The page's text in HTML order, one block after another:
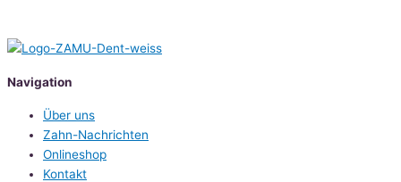
Navigation
Über uns
Zahn-Nachrichten
Onlineshop
Kontakt